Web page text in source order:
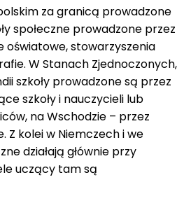
za granicą prowadzone
społeczne prowadzone przez
oświatowe, stowarzyszenia
W Stanach Zjednoczonych,
szkoły prowadzone są przez
szkoły i nauczycieli lub
na Wschodzie – przez
Z kolei w Niemczech i we
działają głównie przy
uczący tam są